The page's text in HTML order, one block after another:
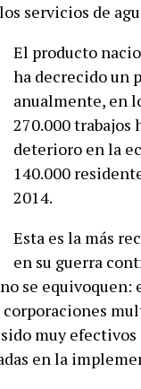
servicios de
El producto
ha decrecido un
anualmente, en
270.000 trabajos
deterioro en la
140.000
2014.
Esta es la más
en su guerra
se
corporaciones
muy
en la